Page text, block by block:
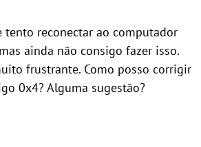
tento reconectar ao computador
ainda não consigo fazer isso.
frustrante. Como posso corrigir
0x4? Alguma sugestão?